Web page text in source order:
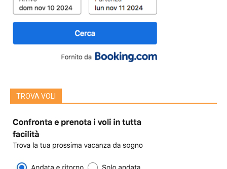
TROVA VOLI